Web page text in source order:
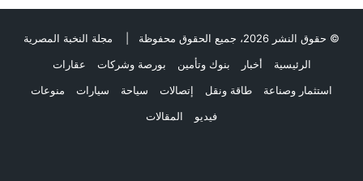
© حقوق النشر 2026، جميع الحقوق محفوظة |
مجلة النخبة المصرية
الرئيسية
أخبار بنوك وتأمين بورصة وشركات
عقارات
استثمار وصناعة
طاقة ونقل إتصالات سياحة سيارات
منوعات
فيديو
المقالات